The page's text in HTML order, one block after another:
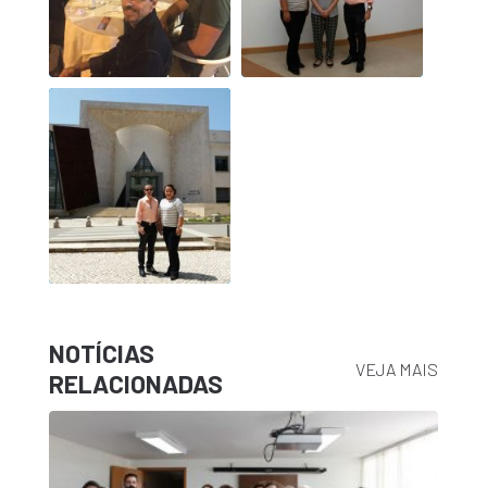
NOTÍCIAS
RELACIONADAS
VEJA MAIS